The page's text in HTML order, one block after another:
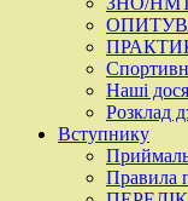
Наші
Розклад
Вступнику
Правила